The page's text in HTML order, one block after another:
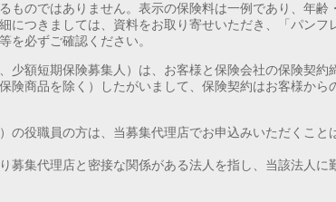
ものではありません。表示の保険料は一例であり、年
につきましては、資料をお取り寄せいただき、「パン
を必ずご確認ください。
少額短期保険募集人）は、お客様と保険会社の保険契
険商品を除く）したがいまして、保険契約はお客様か
役職員の方は、当募集代理店でお申込みいただくこと
募集代理店と密接な関係がある法人を指し、当該法人